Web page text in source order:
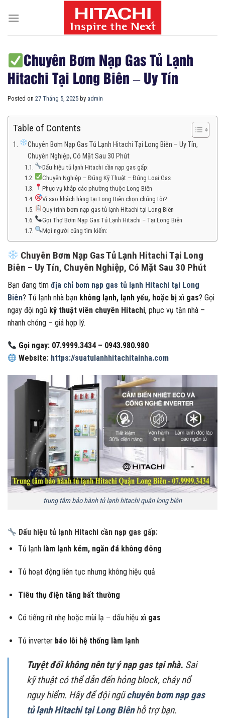
Chuyên Bơm Nạp Gas Tủ Lạnh
Hitachi Tại Long Biên – Uy Tín
Posted on 27 Tháng 5, 2025 by admin
Table of Contents
Chuyên Bơm Nạp Gas Tủ Lạnh Hitachi Tại Long Biên – Uy Tín,
Chuyên Nghiệp, Có Mặt Sau 30 Phút
Dấu hiệu tủ lạnh Hitachi cần nạp gas gấp:
Chuyên Nghiệp – Đúng Kỹ Thuật – Đúng Loại Gas
Phục vụ khắp các phường thuộc Long Biên
Vì sao khách hàng tại Long Biên chọn chúng tôi?
Quy trình bơm nạp gas tủ lạnh Hitachi tại Long Biên
Gọi Thợ Bơm Nạp Gas Tủ Lạnh Hitachi – Tại Long Biên
Mọi người cũng tìm kiếm:
Chuyên Bơm Nạp Gas Tủ Lạnh Hitachi Tại Long
Biên – Uy Tín, Chuyên Nghiệp, Có Mặt Sau 30 Phút
Bạn đang tìm địa chỉ bơm nạp gas tủ lạnh Hitachi tại Long
Biên? Tủ lạnh nhà bạn không lạnh, lạnh yếu, hoặc bị xì gas? Gọi
ngay đội ngũ kỹ thuật viên chuyên Hitachi, phục vụ tận nhà –
nhanh chóng – giá hợp lý.
Gọi ngay: 07.9999.3434 – 0943.980.980
Website: https://suatulanhhitachitainha.com
trung tâm bảo hành tủ lạnh hitachi quận long biên
Dấu hiệu tủ lạnh Hitachi cần nạp gas gấp:
Tủ lạnh làm lạnh kém, ngăn đá không đông
Tủ hoạt động liên tục nhưng không hiệu quả
Tiêu thụ điện tăng bất thường
Có tiếng rít nhẹ hoặc mùi lạ – dấu hiệu xì gas
Tủ inverter báo lỗi hệ thống làm lạnh
Tuyệt đối không nên tự ý nạp gas tại nhà. Sai
kỹ thuật có thể dẫn đến hỏng block, cháy nổ
nguy hiểm. Hãy để đội ngũchuyên bơm nạp gas
tủ lạnh Hitachi tại Long Biênhỗ trợ bạn.